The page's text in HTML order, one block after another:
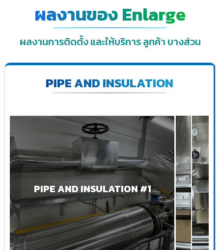
ผลงานของ Enlarge
ผลงานการติดตั้ง และให้บริการ ลูกค้า บางส่วน
PIPE AND INSULATION
PIPE AND INSULATION #1